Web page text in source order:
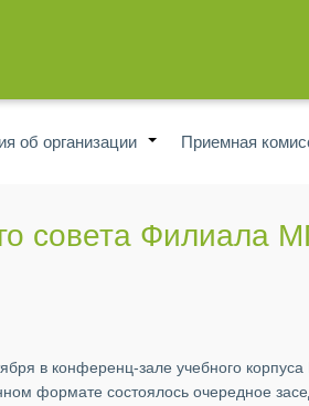
об организации Приемная
совета Филиала
в конференц-зале учебного
формате состоялось очередное